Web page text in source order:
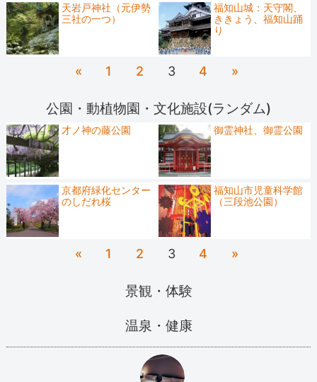
天岩戸神社（元伊勢
三社の一つ）
福知山城：天守閣、
ききょう、福知山踊
り
« 1 2 3 4 »
公園・動植物園・文化施設(ランダム)
才ノ神の藤公園 御霊神社、御霊公園
京都府緑化センター
のしだれ桜
福知山市児童科学館
（三段池公園）
« 1 2 3 4 »
景観・体験
温泉・健康